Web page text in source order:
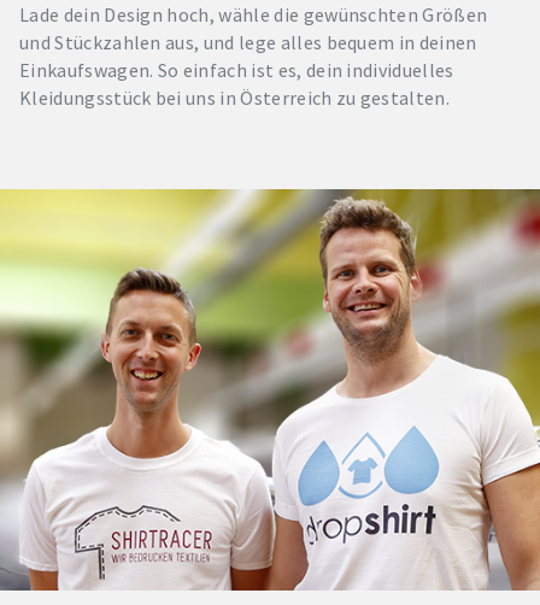
Lade dein Design hoch, wähle die gewünschten Größen
und Stückzahlen aus, und lege alles bequem in deinen
Einkaufswagen. So einfach ist es, dein individuelles
Kleidungsstück bei uns in Österreich zu gestalten.